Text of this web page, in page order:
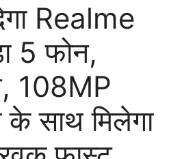
Realme
5 फोन,
108MP
के साथ मिलेगा